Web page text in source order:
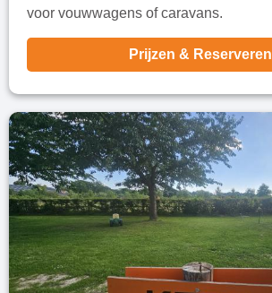
voor vouwwagens of caravans.
Prijzen & Reserveren